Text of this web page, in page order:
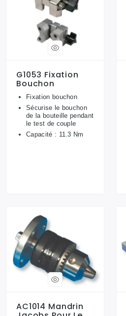
G1053 Fixation
Bouchon
Fixation bouchon
Sécurise le bouchon
de la bouteille pendant
le test de couple
Capacité : 11.3 Nm
AC1014 Mandrin